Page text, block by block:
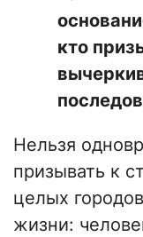
кто
Нельзя
призывать к
целых
жизни: